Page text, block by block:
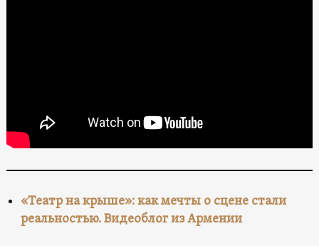
«Театр на крыше»: как мечты о сцене стали
реальностью. Видеоблог из Армении